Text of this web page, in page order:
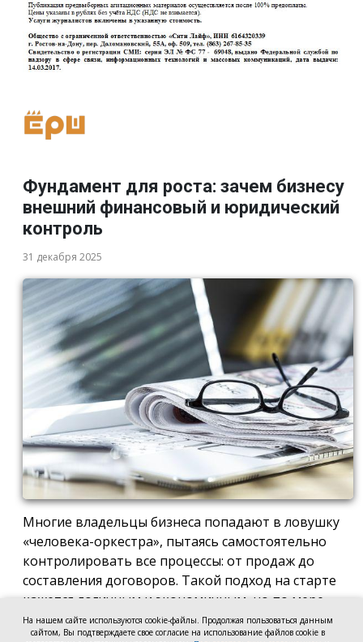
Фундамент для роста: зачем бизнесу
внешний финансовый и юридический
контроль
31 декабря 2025
Многие владельцы бизнеса попадают в ловушку
«человека-оркестра», пытаясь самостоятельно
контролировать все процессы: от продаж до
составления договоров. Такой подход на старте
кажется логичным и экономичным, но по мере
роста компании он неизбежно становится
На нашем сайте используются cookie-файлы. Продолжая пользоваться данным
сайтом, Вы подтверждаете свое согласие на использование файлов cookie в